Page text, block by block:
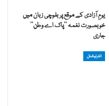
یومِ آزادی کے موقع پر بلوچی زبان میں
خوبصورت نغمہ ’’پاک اے وطن‘‘
جاری
انٹرنیشنل